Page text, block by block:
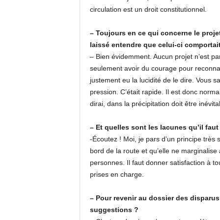
circulation est un droit constitutionnel.
– Toujours en ce qui concerne le
laissé entendre que celui-ci
– Bien évidemment. Aucun projet n’est
seulement avoir du courage pour
justement eu la lucidité de le dire. Vous
pression. C’était rapide. Il est donc
dirai, dans la précipitation doit être
– Et quelles sont les lacunes qu’il
-Écoutez ! Moi, je pars d’un principe
bord de la route et qu’elle ne
personnes. Il faut donner satisfaction à
prises en charge.
– Pour revenir au dossier des
suggestions ?